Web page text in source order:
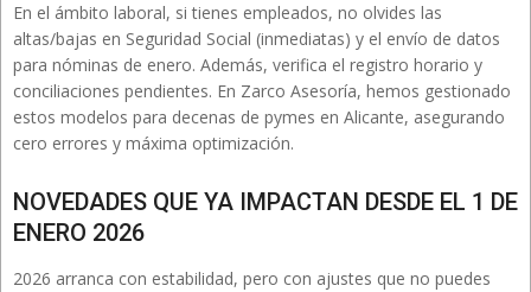
En el ámbito laboral, si tienes empleados, no olvides las
altas/bajas en Seguridad Social (inmediatas) y el envío de datos
para nóminas de enero. Además, verifica el registro horario y
conciliaciones pendientes. En Zarco Asesoría, hemos gestionado
estos modelos para decenas de pymes en Alicante, asegurando
cero errores y máxima optimización.
NOVEDADES QUE YA IMPACTAN DESDE EL 1 DE
ENERO 2026
2026 arranca con estabilidad, pero con ajustes que no puedes